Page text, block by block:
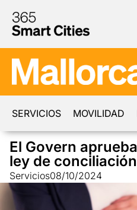
SERVICIOS MOVILIDAD
El Govern
ley de conciliación
Servicios08/10/2024